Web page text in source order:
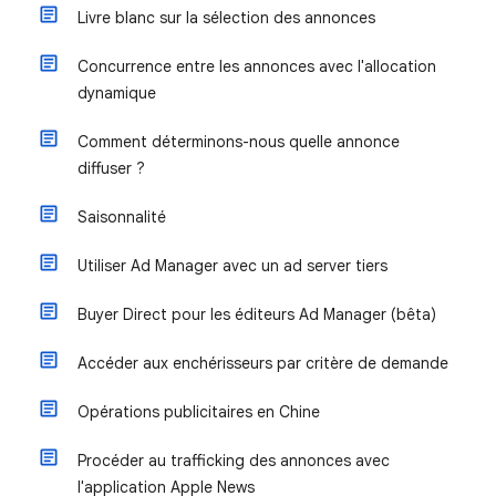
Livre blanc sur la sélection des annonces
Concurrence entre les annonces avec l'allocation
dynamique
Comment déterminons-nous quelle annonce
diffuser ?
Saisonnalité
Utiliser Ad Manager avec un ad server tiers
Buyer Direct pour les éditeurs Ad Manager (bêta)
Accéder aux enchérisseurs par critère de demande
Opérations publicitaires en Chine
Procéder au trafficking des annonces avec
l'application Apple News